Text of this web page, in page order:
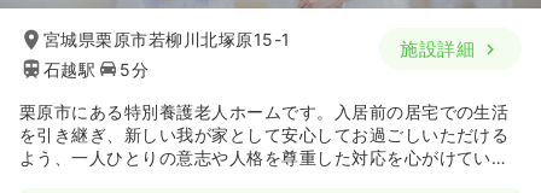
時間 9:00～18:00（休憩60分）
日祝休み
月給38万円以上可
気になる 詳細を見る
宮城県栗原市若柳川北塚原15-1
石越駅
5分
施設詳細
栗原市にある特別養護老人ホームです。入居前の居宅での生活
を引き継ぎ、新しい我が家として安心してお過ごしいただける
よう、一人ひとりの意志や人格を尊重した対応を心がけていま